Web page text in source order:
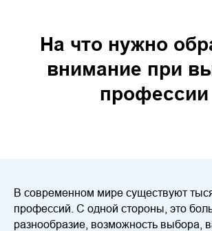
На что нужно
внимание при
профессии
В современном мире существуют
профессий. С одной стороны, это
разнообразие, возможность выбора,